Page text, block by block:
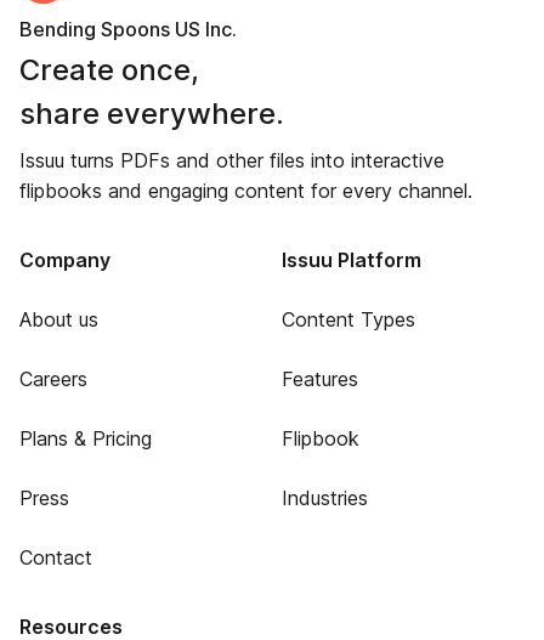
Bending Spoons US Inc.
Create once,
share everywhere.
Issuu turns PDFs and other files into interactive
flipbooks and engaging content for every channel.
Company
About us
Careers
Plans & Pricing
Press
Contact
Issuu Platform
Content Types
Features
Flipbook
Industries
Resources